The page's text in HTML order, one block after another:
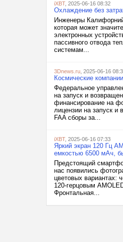
iXBT, 2025-06-16 08:32
Охлаждение без
Инженеры
которая может
электронных
пассивного отвода
системам...
3Dnews.ru , 2025-06-16
Космические
Федеральное
на запуск и
финансирование на
лицензии на запуск и
FAA сборы за...
iXBT, 2025-06-16 07:33
Яркий экран 120 Гц
емкостью 6500 мАч,
Предстоящий
нас появились
цветовых вариантах:
120-герцовым
Фронтальная...